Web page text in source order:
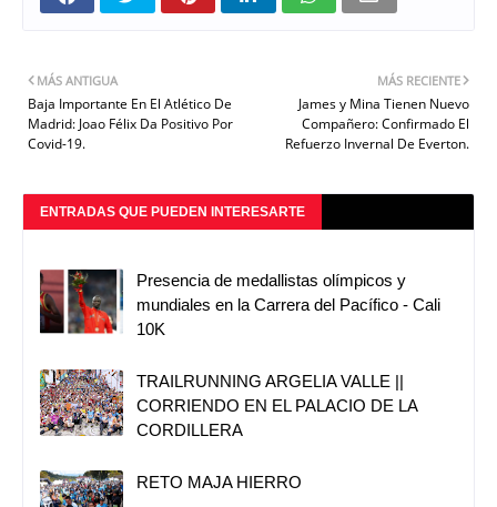
MÁS RECIENTE
James y Mina Tienen Nuevo
Compañero: Confirmado El
Refuerzo Invernal De Everton.
MÁS ANTIGUA
Baja Importante En El Atlético De
Madrid: Joao Félix Da Positivo Por
Covid-19.
ENTRADAS QUE PUEDEN INTERESARTE
Presencia de medallistas olímpicos y
mundiales en la Carrera del Pacífico - Cali
10K
TRAILRUNNING ARGELIA VALLE ||
CORRIENDO EN EL PALACIO DE LA
CORDILLERA
RETO MAJA HIERRO